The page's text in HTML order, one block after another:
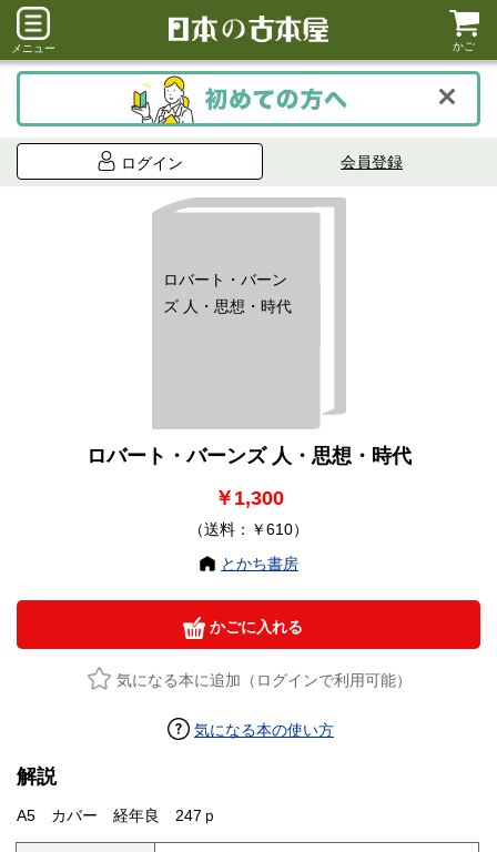
メニュー かご
ログイン 会員登録
ロバート・バーン
ズ 人・思想・時代
ロバート・バーンズ 人・思想・時代
￥1,300
（送料：￥610）
とかち書房
かごに入れる
気になる本に追加（ログインで利用可能）
気になる本の使い方
解説
A5 カバー 経年良 247ｐ